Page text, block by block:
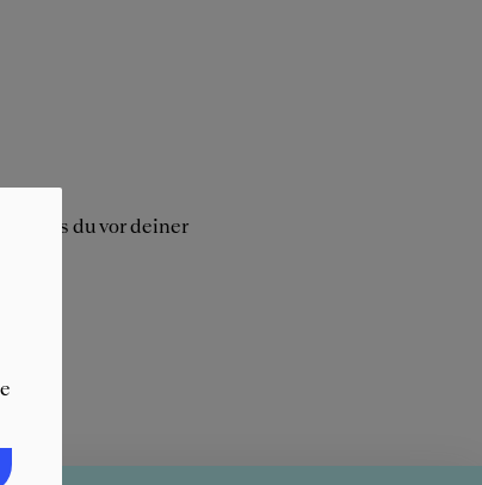
was du vor deiner